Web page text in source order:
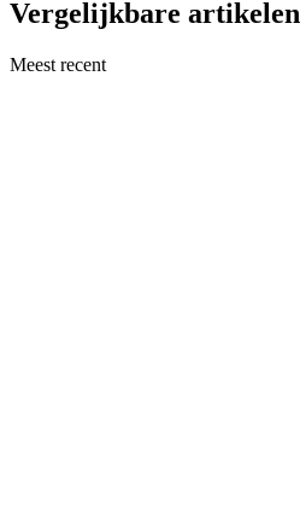
Vergelijkbare artikelen
Meest recent